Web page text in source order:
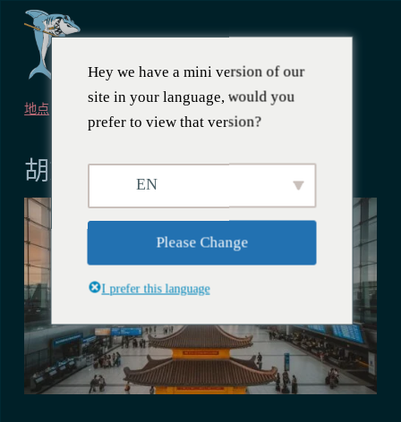
地点
2025年3月10日
胡志明市机场指南
Hey we have a mini version of our
site in your language, would you
prefer to view that version?
EN
Please Change
I prefer this language